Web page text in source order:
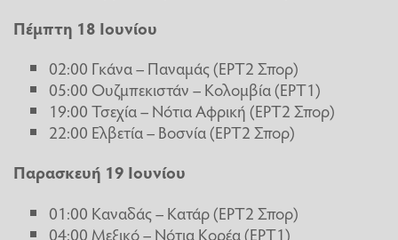
Πέμπτη 18 Ιουνίου
02:00 Γκάνα – Παναμάς (ΕΡΤ2 Σπορ)
05:00 Ουζμπεκιστάν – Κολομβία (ΕΡΤ1)
19:00 Τσεχία – Νότια Αφρική (ΕΡΤ2 Σπορ)
22:00 Ελβετία – Βοσνία (ΕΡΤ2 Σπορ)
Παρασκευή 19 Ιουνίου
01:00 Καναδάς – Κατάρ (ΕΡΤ2 Σπορ)
04:00 Μεξικό – Νότια Κορέα (ΕΡΤ1)